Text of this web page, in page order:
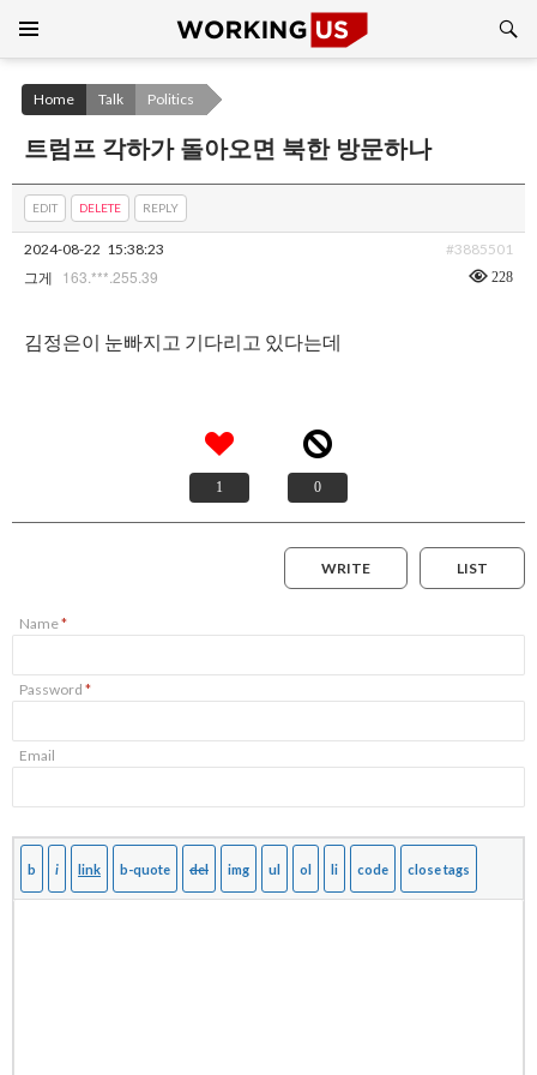
CONTENT
Home Talk Politics
트럼프 각하가 돌아오면 북한 방문하나
EDIT DELETE REPLY
2024-08-22 15:38:23 #3885501
그게 163.***.255.39 228
김정은이 눈빠지고 기다리고 있다는데
1 0
LIST
WRITE
Name*
Password *
Email